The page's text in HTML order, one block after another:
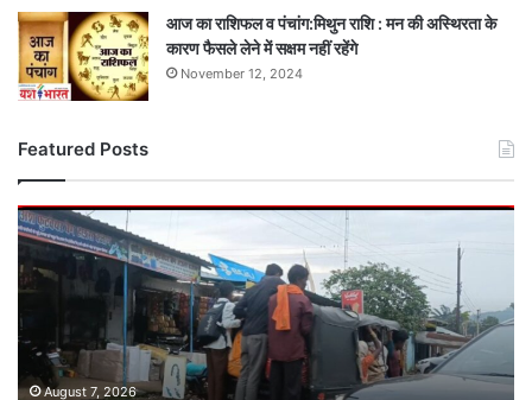
आज का राशिफल व पंचांग:मिथुन राशि : मन की अस्थिरता के
कारण फैसले लेने में सक्षम नहीं रहेंगे
November 12, 2024
Featured Posts
पुलिस
कार्रवाई
के
बाद
भी
बेखौफ
चालक,August 7, 2026